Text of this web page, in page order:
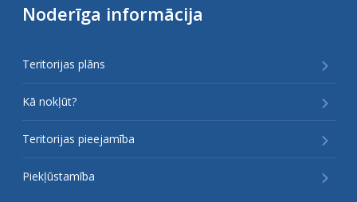
Noderīga informācija
Teritorijas plāns
Kā nokļūt?
Teritorijas pieejamība
Piekļūstamība